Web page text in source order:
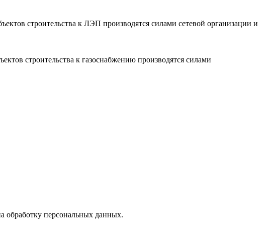
строительства к ЛЭП производятся силами сетевой организации и
строительства к газоснабжению производятся силами
обработку персональных данных.